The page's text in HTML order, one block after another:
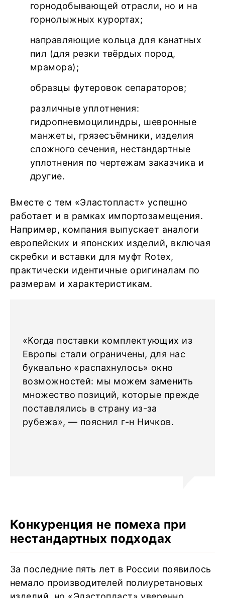
горнодобывающей отрасли, но и на
горнолыжных курортах;
направляющие кольца для канатных
пил (для резки твёрдых пород,
мрамора);
образцы футеровок сепараторов;
различные уплотнения:
гидропневмоцилиндры, шевронные
манжеты, грязесъёмники, изделия
сложного сечения, нестандартные
уплотнения по чертежам заказчика и
другие.
Вместе с тем «Эластопласт» успешно
работает и в рамках импортозамещения.
Например, компания выпускает аналоги
европейских и японских изделий, включая
скребки и вставки для муфт Rotex,
практически идентичные оригиналам по
размерам и характеристикам.
«Когда поставки комплектующих из
Европы стали ограничены, для нас
буквально «распахнулось» окно
возможностей: мы можем заменить
множество позиций, которые прежде
поставлялись в страну из-за
рубежа», — пояснил г-н Ничков.
Конкуренция не помеха при
нестандартных подходах
За последние пять лет в России появилось
немало производителей полиуретановых